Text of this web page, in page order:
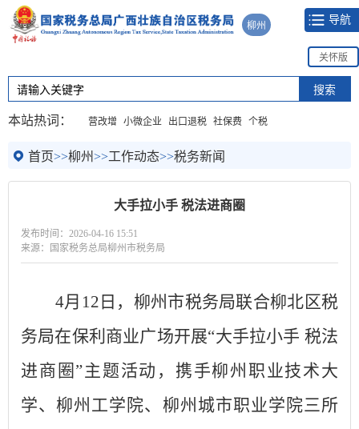
柳州
导航
关怀版
本站热词： 营改增 小微企业 出口退税 社保费 个税
首页>>柳州>>工作动态>>税务新闻
大手拉小手 税法进商圈
发布时间：2026-04-16 15:51
来源：国家税务总局柳州市税务局
4月12日， 柳州 市税务局联合柳北区税
务局在保利 商业广场开展“大手拉小手 税法
进商圈”主题活动 ， 携手柳州 职业技术大
学、柳州 工学院、 柳州 城市职业学院三所